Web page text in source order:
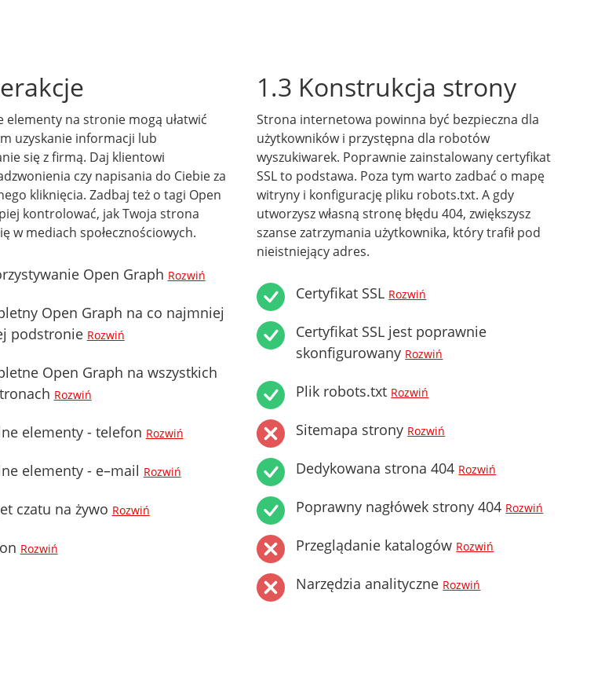
elementy na stronie mogą ułatwić
uzyskanie informacji lub
się z firmą. Daj klientowi
czy napisania do Ciebie za
kliknięcia. Zadbaj też o tagi Open
kontrolować, jak Twoja strona
w mediach społecznościowych.
Open Graph Rozwiń
Open Graph na co najmniej
podstronie Rozwiń
Open Graph na wszystkich
Rozwiń
elementy - telefon Rozwiń
elementy - e–mail Rozwiń
czatu na żywo Rozwiń
Rozwiń
1.3 Konstrukcja strony
Strona internetowa powinna być bezpieczna dla
użytkowników i przystępna dla robotów
wyszukiwarek. Poprawnie zainstalowany certyfikat
SSL to podstawa. Poza tym warto zadbać o mapę
witryny i konfigurację pliku robots.txt. A gdy
utworzysz własną stronę błędu 404, zwiększysz
szanse zatrzymania użytkownika, który trafił pod
nieistniejący adres.
Certyfikat SSL Rozwiń
Certyfikat SSL jest poprawnie
skonfigurowany Rozwiń
Plik robots.txt Rozwiń
Sitemapa strony Rozwiń
Dedykowana strona 404 Rozwiń
Poprawny nagłówek strony 404 Rozwiń
Przeglądanie katalogów Rozwiń
Narzędzia analityczne Rozwiń